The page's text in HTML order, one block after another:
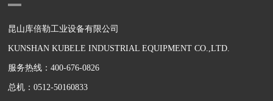
昆山库倍勒工业设备有限公司
KUNSHAN KUBELE INDUSTRIAL EQUIPMENT CO.,LTD.
服务热线：400-676-0826
总机：0512-50160833